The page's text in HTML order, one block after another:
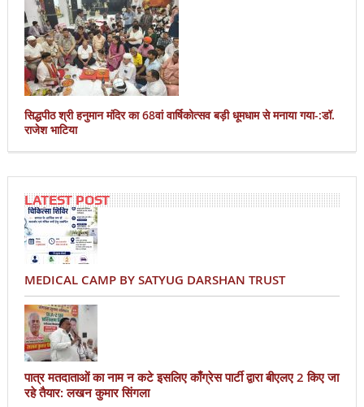
सिद्धपीठ श्री हनुमान मंदिर का 68वां वार्षिकोत्सव बड़ी धूमधाम से मनाया गया-:डॉ.
राजेश भाटिया
LATEST POST
MEDICAL CAMP BY SATYUG DARSHAN TRUST
पात्र मतदाताओं का नाम न कटे इसलिए काँग्रेस पार्टी द्वारा बीएलए 2 किए जा
रहे तैयार: लखन कुमार सिंगला